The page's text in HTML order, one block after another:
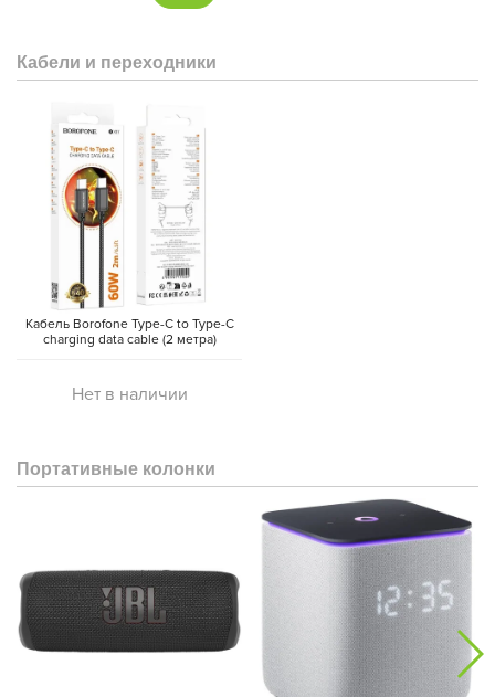
Кабели и переходники
Кабель Borofone Type-C to Type-C
charging data cable (2 метра)
Нет в наличии
Портативные колонки